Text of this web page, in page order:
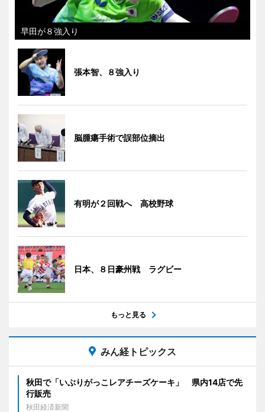
早田が８強入り
張本智、８強入り
脳腫瘍手術で誤部位摘出
有明が２回戦へ 高校野球
日本、８日豪州戦 ラグビー
もっと見る
みん経トピックス
秋田で「いぶりがっこレアチーズケーキ」 県内14店で先
行販売
秋田経済新聞